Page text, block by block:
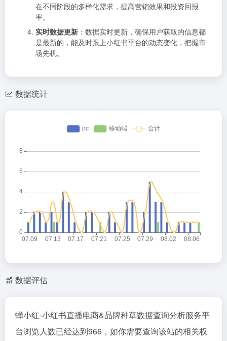
在不同阶段的多样化需求，提高营销效果和投资回报
率。
实时数据更新 ：数据实时更新，确保用户获取的信息都
是最新的，能及时跟上小红书平台的动态变化，把握市
场先机。
数据统计
数据评估
蝉小红-小红书直播电商&品牌种草数据查询分析服务平
台浏览人数已经达到966，如你需要查询该站的相关权